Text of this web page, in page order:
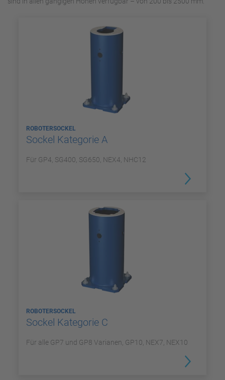
ROBOTERSOCKEL
Sockel Kategorie A
Für GP4, SG400, SG650, NEX4, NHC12
ROBOTERSOCKEL
Sockel Kategorie C
Für alle GP7 und GP8 Varianen, GP10, NEX7, NEX10